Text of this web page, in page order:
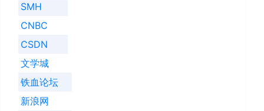
SMH
CNBC
CSDN
文学城
铁血论坛
新浪网